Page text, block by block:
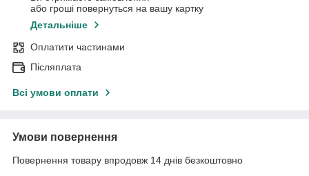
або гроші повернуться на вашу картку
Детальніше
Оплатити частинами
Післяплата
Всі умови оплати
Умови повернення
Повернення товару впродовж 14 днів безкоштовно